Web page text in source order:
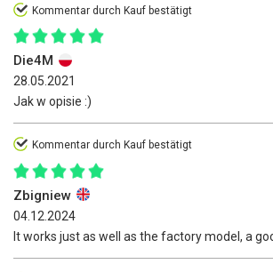
Kommentar durch Kauf bestätigt
Die4M
28.05.2021
Jak w opisie :)
Kommentar durch Kauf bestätigt
Zbigniew
04.12.2024
It works just as well as the factory model, a